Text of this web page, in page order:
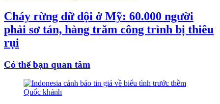
Cháy rừng dữ dội ở Mỹ: 60.000 người
phải sơ tán, hàng trăm công trình bị thiêu
rụi
Có thể bạn quan tâm